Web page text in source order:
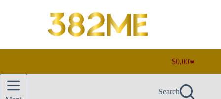
Shopping
cart
$0,00
Search